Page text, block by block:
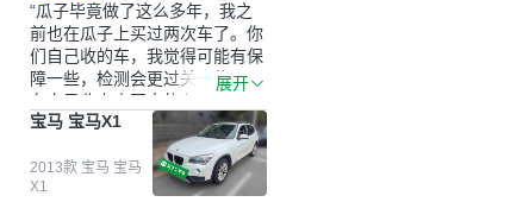
“瓜子毕竟做了这么多年，我之
前也在瓜子上买过两次车了。你
们自己收的车，我觉得可能有保
障一些，检测会更过关一些。平
台自己收上来再卖的车，应该更
可靠。我买的是宝马X1，主要看
中它的价格和公里数比较合适。
另外，瓜子承诺无火烧、无事
故、无泡水、无调表，在平台自
展开
宝马 宝马X1
2013款 宝马 宝马
X1